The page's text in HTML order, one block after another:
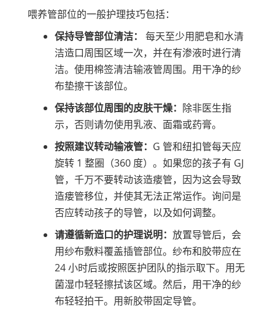
喂养管部位的一般护理技巧包括：
保持导管部位清洁： 每天至少用肥皂和水清
洁造口周围区域一次，并在有渗液时进行清
洁。使用棉签清洁输液管周围。用干净的纱
布垫擦干该部位。
保持该部位周围的皮肤干燥： 除非医生指
示，否则请勿使用乳液、面霜或药膏。
按照建议转动输液管： G 管和纽扣管每天应
旋转 1 整圈（360 度）。如果您的孩子有 GJ
管，千万不要转动该造瘘管，因为这会导致
造瘘管移位，并使其无法正常运作。询问是
否应转动孩子的导管，以及如何调整。
请遵循新造口的护理说明： 放置导管后，会
用纱布敷料覆盖插管部位。纱布和胶带应在
24 小时后或按照医护团队的指示取下。用无
菌湿巾轻轻擦拭该区域。然后，用干净的纱
布轻轻拍干。用新胶带固定导管。